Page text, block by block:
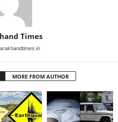
Times
MORE FROM AUTHOR